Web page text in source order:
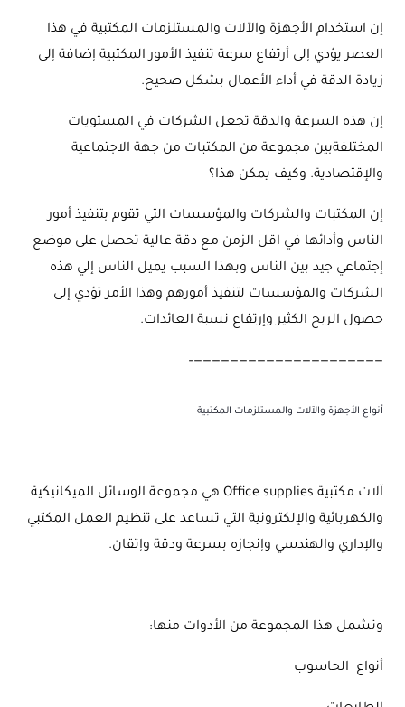
إن استخدام الأجهزة والآلات والمستلزمات المكتبية في هذا
العصر يؤدي إلى أرتفاع سرعة تنفيذ الأمور المكتبية إضافة إلى
زيادة الدقة في أداء الأعمال بشكل صحيح.
إن هذه السرعة والدقة تجعل الشركات في المستويات
المختلفةبين مجموعة من المكتبات من جهة الاجتماعية
والإقتصادية. وكيف يمكن هذا؟
إن المكتبات والشركات والمؤسسات التي تقوم بتنفيذ أمور
الناس وأدائها في اقل الزمن مع دقة عالية تحصل على موضع
إجتماعي جيد بين الناس وبهذا السبب يميل الناس إلي هذه
الشركات والمؤسسات لتنفيذ أمورهم وهذا الأمر تؤدي إلى
حصول الربح الكثير وإرتفاع نسبة العائدات.
—————————————————————–
أنواع الأجهزة والآلات والمستلزمات المكتبية
آلات مكتبية Office supplies هي مجموعة الوسائل الميكانيكية
والكهربائية والإلكترونية التي تساعد على تنظيم العمل المكتبي
والإداري والهندسي وإنجازه بسرعة ودقة وإتقان.
وتشمل هذا المجموعة من الأدوات منها:
أنواع الحاسوب